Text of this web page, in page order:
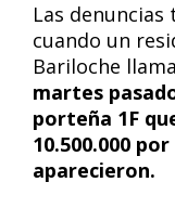
Las
cuando un
Bariloche
martes
porteña 1F
10.500.000
aparecieron.